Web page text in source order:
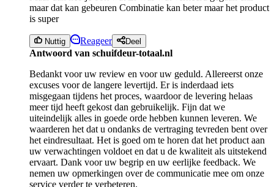
maar dat kan gebeuren Combinatie kan beter maar het product
is super
Nuttig Reageer Deel
Antwoord van schuifdeur-totaal.nl
Bedankt voor uw review en voor uw geduld. Allereerst onze
excuses voor de langere levertijd. Er is inderdaad iets
misgegaan tijdens het proces, waardoor de levering helaas
meer tijd heeft gekost dan gebruikelijk. Fijn dat we
uiteindelijk alles in goede orde hebben kunnen leveren. We
waarderen het dat u ondanks de vertraging tevreden bent over
het eindresultaat. Het is goed om te horen dat het product aan
uw verwachtingen voldoet en dat u de kwaliteit als uitstekend
ervaart. Dank voor uw begrip en uw eerlijke feedback. We
nemen uw opmerkingen over de communicatie mee om onze
service verder te verbeteren.